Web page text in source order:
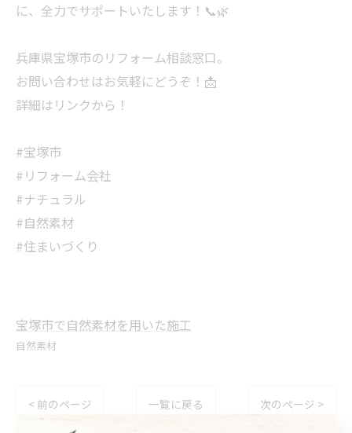
に、全力でサポートいたします！📞🌿
兵庫県宝塚市のリフォーム相談窓口。
お問い合わせはお気軽にどうぞ！📩
詳細はリンクから！
#宝塚市
#リフォーム会社
#ナチュラル
#自然素材
#住まいづくり
宝塚市で自然素材を用いた施工
自然素材
< 前のページ 一覧に戻る 次のページ >